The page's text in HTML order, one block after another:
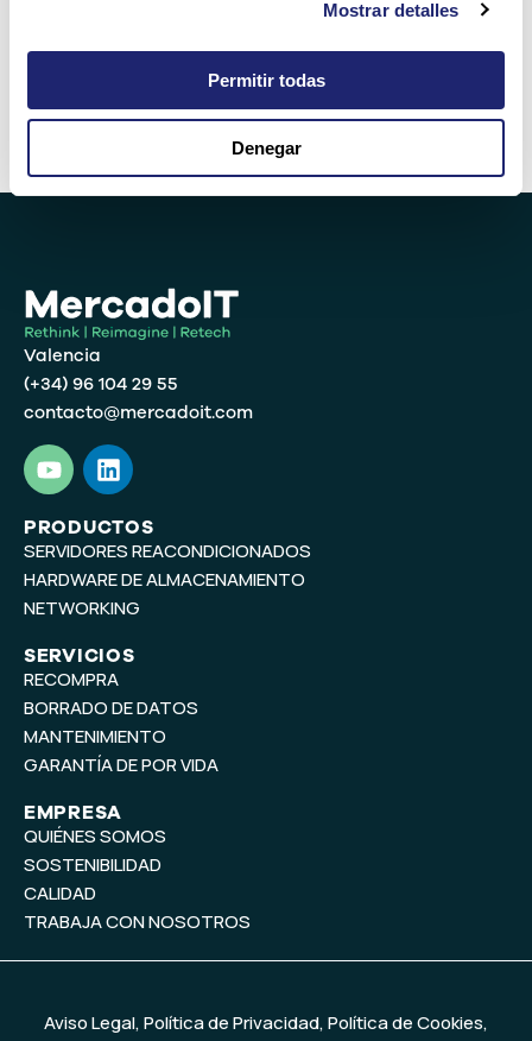
Mostrar detalles
Permitir todas
Denegar
Valencia
(+34) 96 104 29 55
contacto@mercadoit.com
Y
o
u
t
u
b
e
L
i
n
k
e
d
i
PRODUCTOS
SERVIDORES REACONDICIONADOS
HARDWARE DE ALMACENAMIENTO
NETWORKING
SERVICIOS
RECOMPRA
BORRADO DE DATOS
MANTENIMIENTO
GARANTÍA DE POR VIDA
EMPRESA
QUIÉNES SOMOS
SOSTENIBILIDAD
CALIDAD
TRABAJA CON NOSOTROS
Aviso Legal,Política de Privacidad,Política de Cookies,